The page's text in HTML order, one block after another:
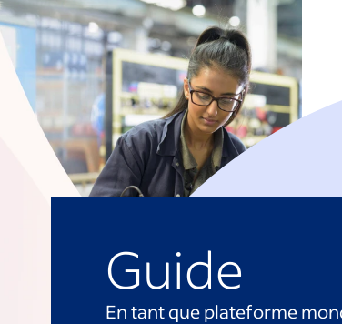
Guide
En tant que plateforme